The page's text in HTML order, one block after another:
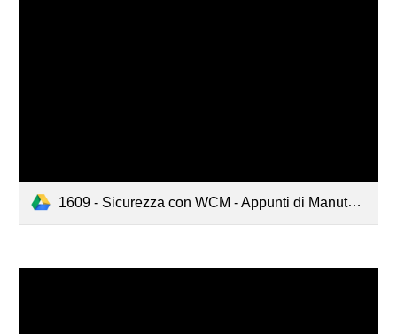
1609 - Sicurezza con WCM - Appunti di Manutenzione - Settembre 2016.pdf